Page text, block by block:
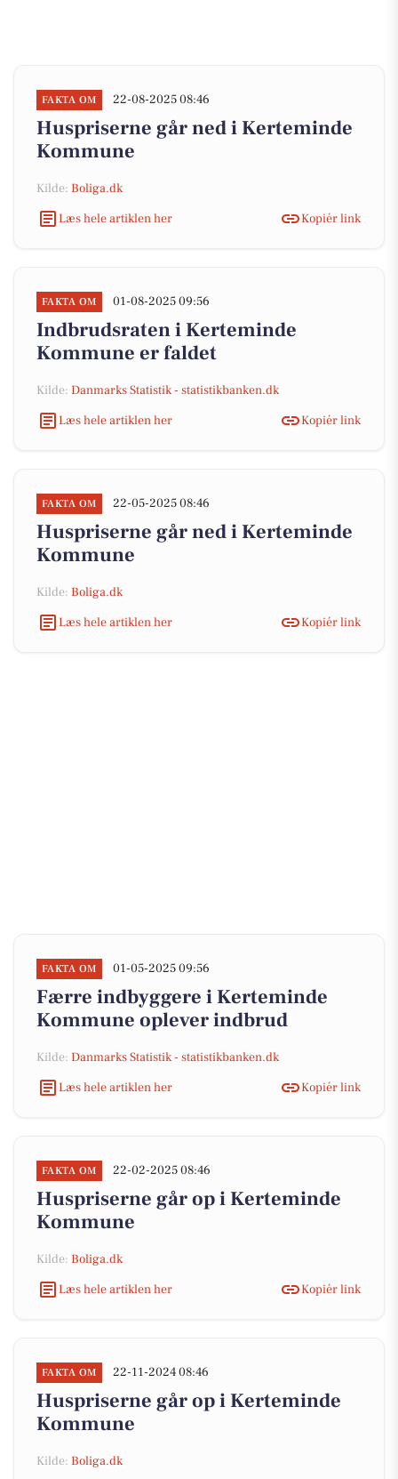
FAKTA OM 22-08-2025 08:46
Huspriserne går ned i Kerteminde
Kommune
Kilde: Boliga.dk
Læs hele artiklen her
Kopiér link
FAKTA OM 01-08-2025 09:56
Indbrudsraten i Kerteminde
Kommune er faldet
Kilde: Danmarks Statistik - statistikbanken.dk
Læs hele artiklen her
Kopiér link
FAKTA OM 22-05-2025 08:46
Huspriserne går ned i Kerteminde
Kommune
Kilde: Boliga.dk
Læs hele artiklen her
Kopiér link
FAKTA OM 01-05-2025 09:56
Færre indbyggere i Kerteminde
Kommune oplever indbrud
Kilde: Danmarks Statistik - statistikbanken.dk
Læs hele artiklen her
Kopiér link
FAKTA OM 22-02-2025 08:46
Huspriserne går op i Kerteminde
Kommune
Kilde: Boliga.dk
Læs hele artiklen her
Kopiér link
FAKTA OM 22-11-2024 08:46
Huspriserne går op i Kerteminde
Kommune
Kilde: Boliga.dk